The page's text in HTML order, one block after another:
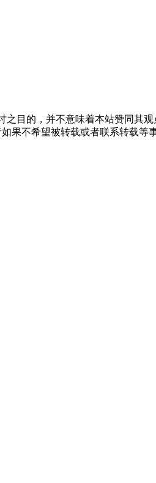
目的，并不意味着本站赞同其
不希望被转载或者联系转载等事